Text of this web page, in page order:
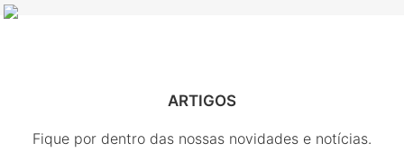
ARTIGOS
Fique por dentro das nossas novidades e notícias.